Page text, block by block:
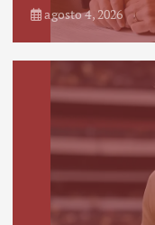
agosto 4, 2026